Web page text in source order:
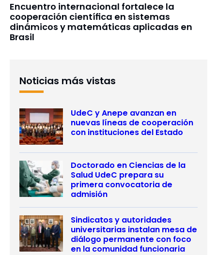
Encuentro internacional fortalece la
cooperación científica en sistemas
dinámicos y matemáticas aplicadas en
Brasil
Noticias más vistas
UdeC y Anepe avanzan en
nuevas líneas de cooperación
con instituciones del Estado
Doctorado en Ciencias de la
Salud UdeC prepara su
primera convocatoria de
admisión
Sindicatos y autoridades
universitarias instalan mesa de
diálogo permanente con foco
en la comunidad funcionaria